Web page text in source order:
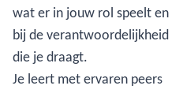
wat er in jouw rol speelt en
bij de verantwoordelijkheid
die je draagt.
Je leert met ervaren peers